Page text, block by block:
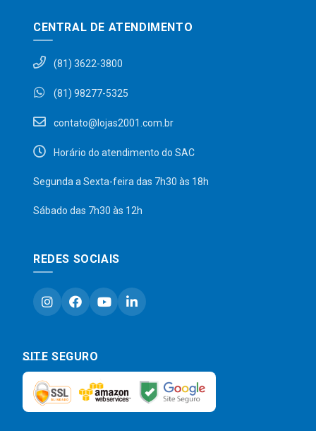
CENTRAL DE ATENDIMENTO
(81) 3622-3800
(81) 98277-5325
contato@lojas2001.com.br
Horário do atendimento do SAC
Segunda a Sexta-feira das 7h30 às 18h
Sábado das 7h30 às 12h
REDES SOCIAIS
SITE SEGURO